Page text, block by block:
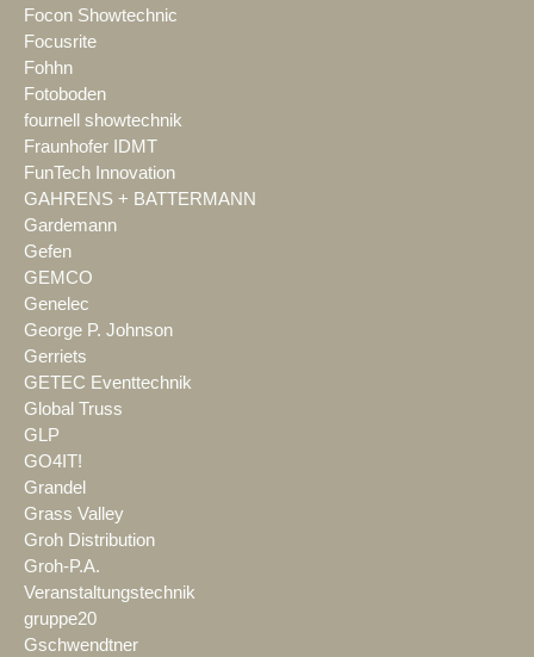
Focon Showtechnic
Focusrite
Fohhn
Fotoboden
fournell showtechnik
Fraunhofer IDMT
FunTech Innovation
GAHRENS + BATTERMANN
Gardemann
Gefen
GEMCO
Genelec
George P. Johnson
Gerriets
GETEC Eventtechnik
Global Truss
GLP
GO4IT!
Grandel
Grass Valley
Groh Distribution
Groh-P.A.
Veranstaltungstechnik
gruppe20
Gschwendtner